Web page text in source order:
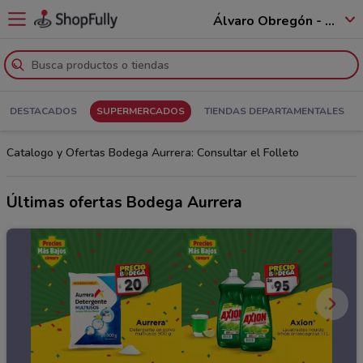
Álvaro Obregón - 01520
DESTACADOS SUPERMERCADOS TIENDAS DEPARTAMENTALES
Catalogo y Ofertas Bodega Aurrera: Consultar el Folleto
Últimas ofertas Bodega Aurrera